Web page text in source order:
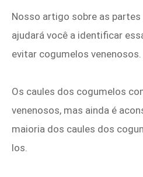
Nosso artigo sobre as
ajudará você a identificar
evitar cogumelos venenosos.
Os caules dos cogumelos
venenosos, mas ainda é
maioria dos caules dos
los.